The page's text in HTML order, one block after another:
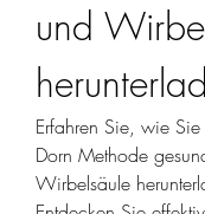
und
Erfahren Sie, wie
Dorn Methode
Wirbelsäule